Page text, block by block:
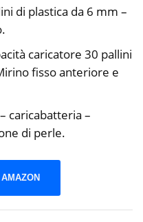
di plastica da 6 mm –
caricatore 30 pallini
fisso anteriore e
caricabatteria –
di perle.